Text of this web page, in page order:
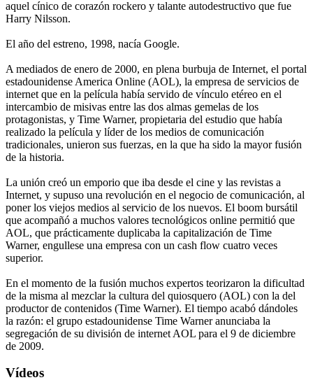
aquel cínico de corazón rockero y talante autodestructivo que fue
Harry Nilsson.
El año del estreno, 1998, nacía Google.
A mediados de enero de 2000, en plena burbuja de Internet, el portal
estadounidense America Online (AOL), la empresa de servicios de
internet que en la película había servido de vínculo etéreo en el
intercambio de misivas entre las dos almas gemelas de los
protagonistas, y Time Warner, propietaria del estudio que había
realizado la película y líder de los medios de comunicación
tradicionales, unieron sus fuerzas, en la que ha sido la mayor fusión
de la historia.
La unión creó un emporio que iba desde el cine y las revistas a
Internet, y supuso una revolución en el negocio de comunicación, al
poner los viejos medios al servicio de los nuevos. El boom bursátil
que acompañó a muchos valores tecnológicos online permitió que
AOL, que prácticamente duplicaba la capitalización de Time
Warner, engullese una empresa con un cash flow cuatro veces
superior.
En el momento de la fusión muchos expertos teorizaron la dificultad
de la misma al mezclar la cultura del quiosquero (AOL) con la del
productor de contenidos (Time Warner). El tiempo acabó dándoles
la razón: el grupo estadounidense Time Warner anunciaba la
segregación de su división de internet AOL para el 9 de diciembre
de 2009.
Vídeos